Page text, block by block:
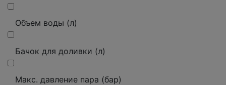
Объем воды (л)
Бачок для доливки (л)
Макс. давление пара (бар)